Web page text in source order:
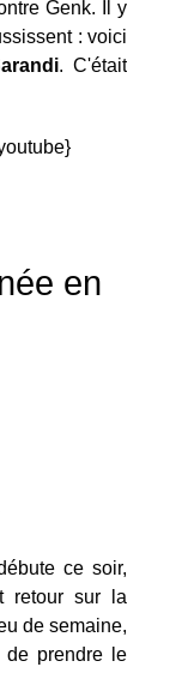
Genk. Il y
: voici
. C'était
en
ce soir,
retour sur la
de semaine,
de prendre le